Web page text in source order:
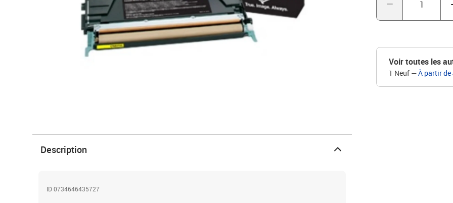
Voir toutes les
1 Neuf —À partir de
Description
ID 0734646435727